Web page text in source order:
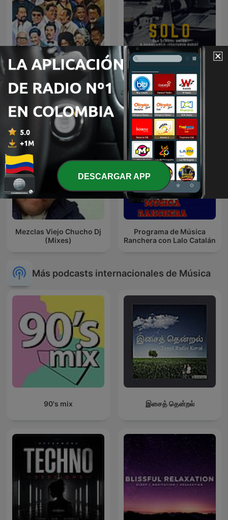
BOLEROS EN VOCES
SALSERAS
Solo Salsa
Mezclas Viejo Chucho Dj
(Mixes)
Programa de Música
Ranchera con Lalo Catalán
Más podcasts internacionales de Música
90's mix இசைத் தென்றல்
DESCARGAR APP